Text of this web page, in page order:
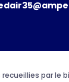
par le